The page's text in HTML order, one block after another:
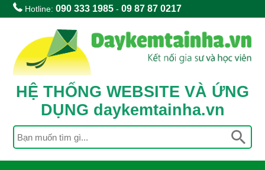
Hotline:090 333 1985 -09 87 87 0217
HỆ THỐNG WEBSITE VÀ ỨNG
DỤNG daykemtainha.vn